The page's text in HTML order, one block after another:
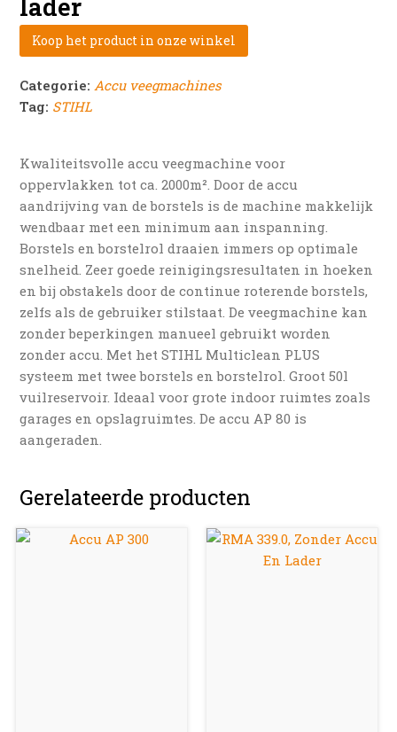
lader
Koop het product in onze winkel
Categorie: Accu veegmachines
Tag: STIHL
Kwaliteitsvolle accu veegmachine voor
oppervlakken tot ca. 2000m². Door de accu
aandrijving van de borstels is de machine makkelijk
wendbaar met een minimum aan inspanning.
Borstels en borstelrol draaien immers op optimale
snelheid. Zeer goede reinigingsresultaten in hoeken
en bij obstakels door de continue roterende borstels,
zelfs als de gebruiker stilstaat. De veegmachine kan
zonder beperkingen manueel gebruikt worden
zonder accu. Met het STIHL Multiclean PLUS
systeem met twee borstels en borstelrol. Groot 50l
vuilreservoir. Ideaal voor grote indoor ruimtes zoals
garages en opslagruimtes. De accu AP 80 is
aangeraden.
Gerelateerde producten